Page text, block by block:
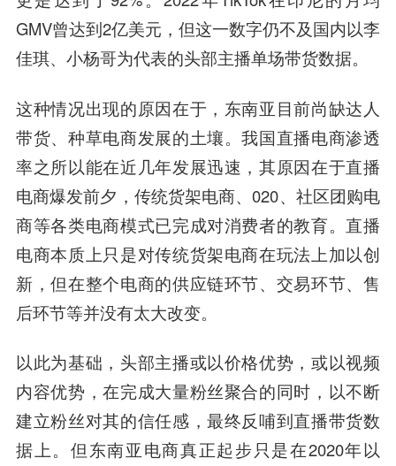
GMV曾达到2亿美元，但这一数字仍不及国内以李
佳琪、小杨哥为代表的头部主播单场带货数据。
这种情况出现的原因在于，东南亚目前尚缺达人
带货、种草电商发展的土壤。我国直播电商渗透
率之所以能在近几年发展迅速，其原因在于直播
电商爆发前夕，传统货架电商、020、社区团购电
商等各类电商模式已完成对消费者的教育。直播
电商本质上只是对传统货架电商在玩法上加以创
新，但在整个电商的供应链环节、交易环节、售
后环节等并没有太大改变。
以此为基础，头部主播或以价格优势，或以视频
内容优势，在完成大量粉丝聚合的同时，以不断
建立粉丝对其的信任感，最终反哺到直播带货数
据上。但东南亚电商真正起步只是在2020年以